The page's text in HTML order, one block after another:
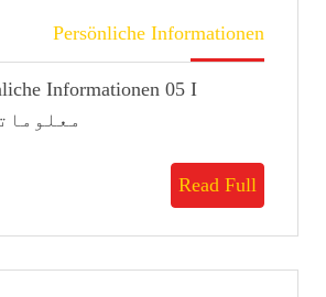
Persönliche Informationen
Read Full
Read
Full